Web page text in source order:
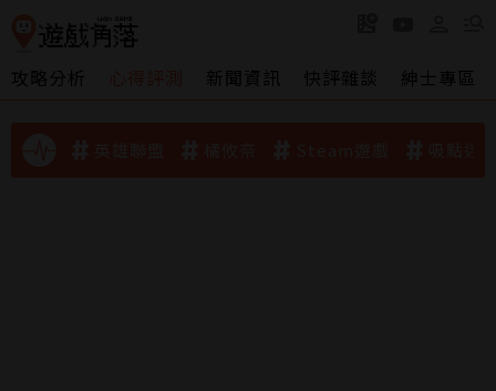
攻略分析 新聞資訊 快評雜談 紳士專區